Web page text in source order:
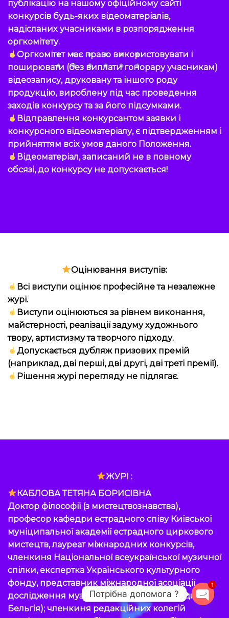
публікацію на нашому офіційному сайті
конкурсів будь-яких відеоматеріалів,
надісланих учасниками в розпорядження
оргкомітету.
Оргкомітет має право використовувати і
поширювати (без виплати гонорару учасникам)
відеозапису, друковану та іншого роду
продукцію, вироблену під час проведення
заходів конкурсу та за його підсумками.
Відправлення конкурсантом заявки і
конкурсного відеоматеріалу, є підтвердженням і
прийняттям всіх умов даного Положення.
Відеоматеріал, записаний не в повному
обсязі, до конкурсу не допускається!
Оцінювання виступів:
Всі виступи оцінює професійне та незалежне
журі.
Виступи оцінюються за рівнем виконання,
майстерності, реалізації задуму художнього
твору, артистизму та творчого підходу.
Допускається дубляж призових премій
(наприклад, дві перші, дві другі, дві треті премії).
Рішення журі перегляду не підлягає.
ЖУРІ :
КАБЛОВА ТЕТЯНА БОРИСІВНА
Доктор філософії (з мистецтвознавства),
професор кафедри естрадного співу Київської
муніципальної академії естрадного циркового
мистецтв, лауреат міжнародних конкурсів,
членкиня Національної всеукраїнської музичної
спілки, експертка Українського культурного
фонду, представник міжнародної асоціації
дослідження музики «Сімметріон»(Угорщина-
Бельгія); членкиня редакційних колегій
Потрібна допомога ?
1